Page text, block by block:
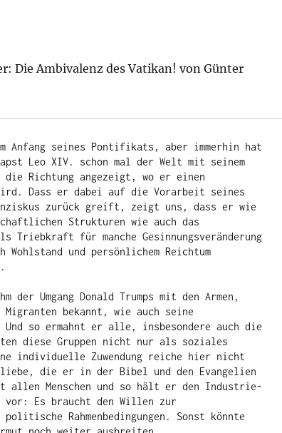
Die Ambivalenz des Vatikan! von Günter
Anfang seines Pontifikats, aber immerhin hat
Leo XIV. schon mal der Welt mit seinem
die Richtung angezeigt, wo er einen
Dass er dabei auf die Vorarbeit seines
zurück greift, zeigt uns, dass er wie
Strukturen wie auch das
Triebkraft für manche Gesinnungsveränderung
Wohlstand und persönlichem Reichtum
der Umgang Donald Trumps mit den Armen,
Migranten bekannt, wie auch seine
so ermahnt er alle, insbesondere auch die
diese Gruppen nicht nur als soziales
individuelle Zuwendung reiche hier nicht
die er in der Bibel und den Evangelien
Menschen und so hält er den Industrie-
vor: Es braucht den Willen zur
politische Rahmenbedingungen. Sonst könnte